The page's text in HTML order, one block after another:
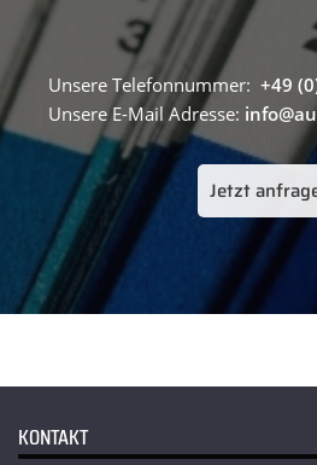
Unsere Telefonnummer: +49
Unsere E-Mail Adresse:
Jetzt
KONTAKT